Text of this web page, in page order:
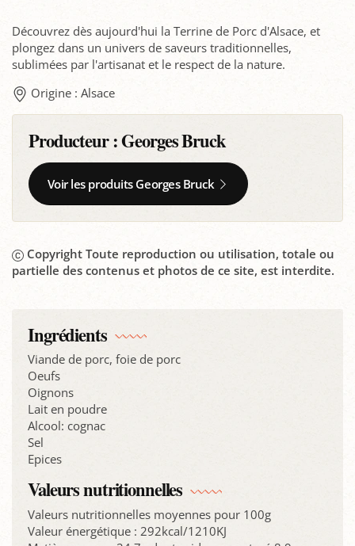
Découvrez dès aujourd'hui la Terrine de Porc d'Alsace, et
plongez dans un univers de saveurs traditionnelles,
sublimées par l'artisanat et le respect de la nature.
Origine : Alsace
Producteur :Georges Bruck
Voir les produits Georges Bruck
Copyright Toute reproduction ou utilisation, totale ou
partielle des contenus et photos de ce site, est interdite.
Ingrédients
Viande de porc, foie de porc
Oeufs
Oignons
Lait en poudre
Alcool: cognac
Sel
Epices
Valeurs nutritionnelles
Valeurs nutritionnelles moyennes pour 100g
Valeur énergétique : 292kcal/1210KJ